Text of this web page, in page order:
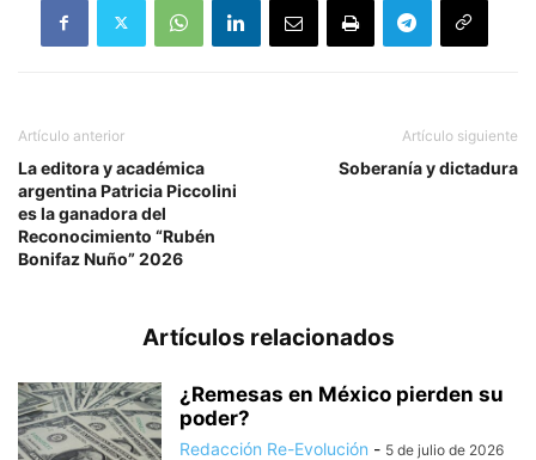
Artículo anterior
La editora y académica
argentina Patricia Piccolini
es la ganadora del
Reconocimiento “Rubén
Bonifaz Nuño” 2026
Artículo siguiente
Soberanía y dictadura
Artículos relacionados
¿Remesas en México pierden su
poder?
Redacción Re-Evolución - 5 de julio de 2026